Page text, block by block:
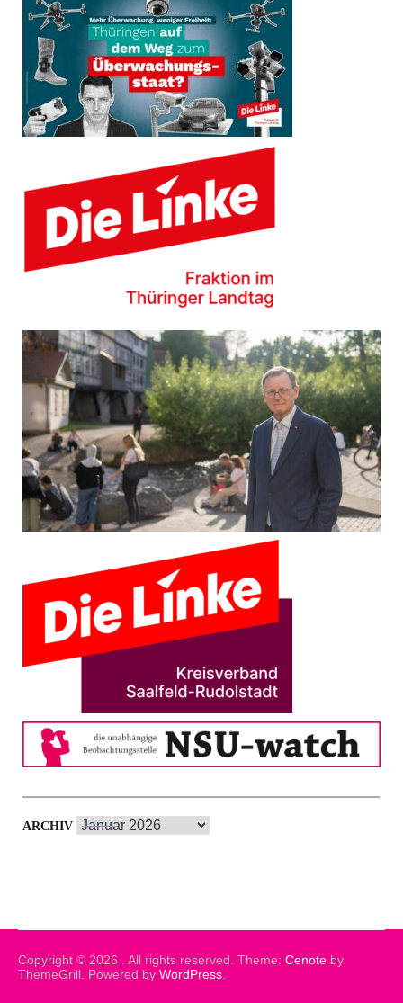
ARCHIV Archiv
Copyright © 2026 . All rights reserved. Theme: Cenote by
ThemeGrill. Powered by WordPress